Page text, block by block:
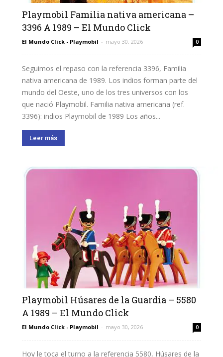
Playmobil Familia nativa americana –
3396 A 1989 – El Mundo Click
El Mundo Click - Playmobil - mayo 30, 2026 0
Seguimos el repaso con la referencia 3396, Familia
nativa americana de 1989. Los indios forman parte del
mundo del Oeste, uno de los tres universos con los
que nació Playmobil. Familia nativa americana (ref.
3396): indios Playmobil de 1989 Los años...
Leer más
Playmobil Húsares de la Guardia – 5580
A 1989 – El Mundo Click
El Mundo Click - Playmobil - mayo 30, 2026 0
Hoy le toca el turno a la referencia 5580, Húsares de la